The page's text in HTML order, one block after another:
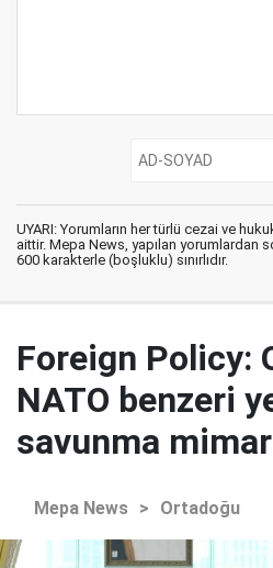
UYARI: Yorumların her türlü cezai ve
aittir. Mepa News, yapılan yorumlardan
600 karakterle (boşluklu) sınırlıdır.
Foreign Policy:
NATO benzeri
savunma
Mepa News > Ortadoğu